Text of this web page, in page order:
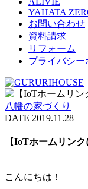
YAHATA
お問い合わせ
資料請求
リフォーム
プライバシー
八幡の家づくり
DATE 2019.11.28
【IoTホームリン
こんにちは！